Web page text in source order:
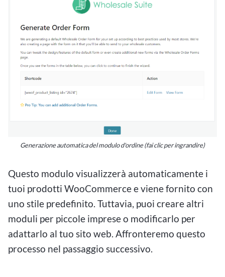
Generazione automatica del modulo d'ordine (fai clic per ingrandire)
Questo modulo visualizzerà automaticamente i
tuoi prodotti WooCommerce e viene fornito con
uno stile predefinito. Tuttavia, puoi creare altri
moduli per piccole imprese o modificarlo per
adattarlo al tuo sito web. Affronteremo questo
processo nel passaggio successivo.